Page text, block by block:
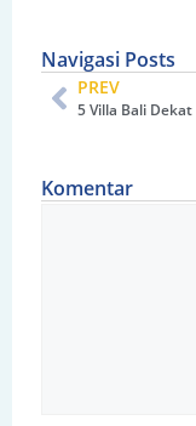
Navigasi Posts
PREV
Komentar